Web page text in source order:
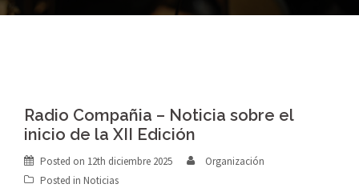
Radio Compañia – Noticia sobre el
inicio de la XII Edición
Posted on 12th diciembre 2025
Organización
Posted in Noticias